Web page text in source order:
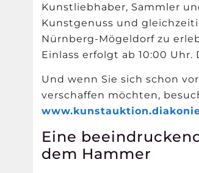
Kunstliebhaber, Sammler
Kunstgenuss und
Nürnberg-Mögeldorf zu
Einlass erfolgt ab 10:00
Und wenn Sie sich schon
verschaffen möchten,
Eine
dem Hammer